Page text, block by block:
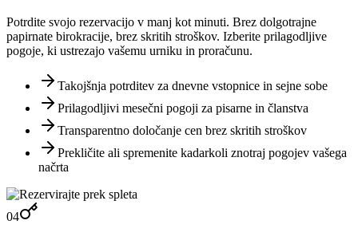
Potrdite svojo rezervacijo v manj kot minuti. Brez dolgotrajne
papirnate birokracije, brez skritih stroškov. Izberite prilagodljive
pogoje, ki ustrezajo vašemu urniku in proračunu.
Takojšnja potrditev za dnevne vstopnice in sejne sobe
Prilagodljivi mesečni pogoji za pisarne in članstva
Transparentno določanje cen brez skritih stroškov
Prekličite ali spremenite kadarkoli znotraj pogojev vašega
načrta
04